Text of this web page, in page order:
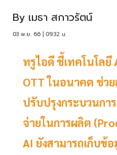
By เมธา สกาวรัตน์
03 พ.ย. 66 | 09:32 น.
ทรูไอดี ชี้เทคโนโลยี
OTT ในอนาคต ช่วย
ปรับปรุงกระบวนกา
จ่ายในการผลิต
AI ยังสามารถเก็บข้